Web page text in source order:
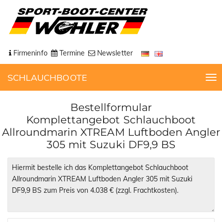
Firmeninfo Termine Newsletter
SCHLAUCHBOOTE
T
o
e
a
Bestellformular
Komplettangebot Schlauchboot
Allroundmarin XTREAM Luftboden Angler
305 mit Suzuki DF9,9 BS